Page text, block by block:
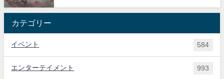
カテゴリー
イベント 584
エンターテイメント 993